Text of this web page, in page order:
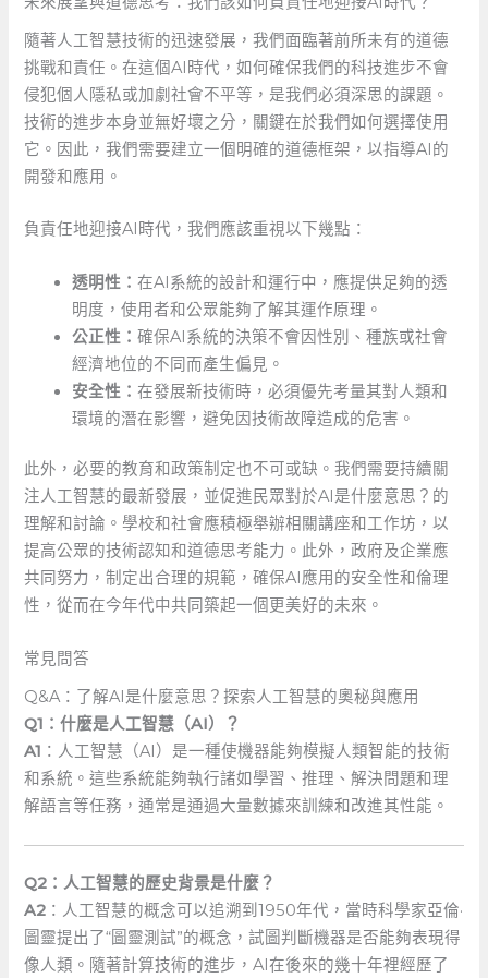
隨著人工智慧技術的迅速發展，我們面臨著前所未有的道德
挑戰和責任。在這個AI時代，如何確保我們的科技進步不會
侵犯個人隱私或加劇社會不平等，是我們必須深思的課題。
技術的進步本身並無好壞之分，關鍵在於我們如何選擇使用
它。因此，我們需要建立一個明確的道德框架，以指導AI的
開發和應用。
負責任地迎接AI時代，我們應該重視以下幾點：
透明性：在AI系統的設計和運行中，應提供足夠的透
明度，使用者和公眾能夠了解其運作原理。
公正性：確保AI系統的決策不會因性別、種族或社會
經濟地位的不同而產生偏見。
安全性：在發展新技術時，必須優先考量其對人類和
環境的潛在影響，避免因技術故障造成的危害。
此外，必要的教育和政策制定也不可或缺。我們需要持續關
注人工智慧的最新發展，並促進民眾對於AI是什麼意思？的
理解和討論。學校和社會應積極舉辦相關講座和工作坊，以
提高公眾的技術認知和道德思考能力。此外，政府及企業應
共同努力，制定出合理的規範，確保AI應用的安全性和倫理
性，從而在今年代中共同築起一個更美好的未來。
常見問答
Q&A：了解AI是什麼意思？探索人工智慧的奧秘與應用
Q1：什麼是人工智慧（AI）？
A1 ：人工智慧（AI）是一種使機器能夠模擬人類智能的技術
和系統。這些系統能夠執行諸如學習、推理、解決問題和理
解語言等任務，通常是通過大量數據來訓練和改進其性能。
Q2：人工智慧的歷史背景是什麼？
A2 ：人工智慧的概念可以追溯到1950年代，當時科學家亞倫·
圖靈提出了“圖靈測試”的概念，試圖判斷機器是否能夠表現得
像人類。隨著計算技術的進步，AI在後來的幾十年裡經歷了